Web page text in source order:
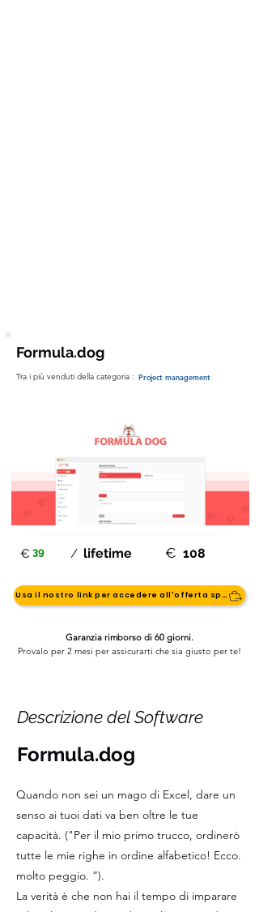
Formula.dog
Tra i più venduti della categoria : Project management
€ 39 / lifetime € 108
Usa il nostro link per accedere all'offerta speciale
Garanzia rimborso di 60 giorni.
Provalo per 2 mesi per assicurarti che sia giusto per te!
Descrizione del Software
Formula.dog
Quando non sei un mago di Excel, dare un
senso ai tuoi dati va ben oltre le tue
capacità. ("Per il mio primo trucco, ordinerò
tutte le mie righe in ordine alfabetico! Ecco.
molto peggio. ”).
La verità è che non hai il tempo di imparare